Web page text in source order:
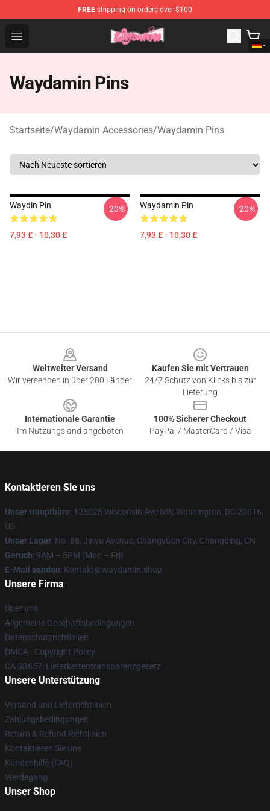
FREE shipping on orders over $100
Open menu
Waydamin Store - Official Waydamin Merchandise Shop
Waydamin Pins
Startseite/Waydamin Accessories/Waydamin Pins
Waydin Pin
7,93 £ - 10,30 £
-20% Waydamin Pin
7,93 £ - 10,30 £
-20%
Weltweiter Versand
Wir versenden in über 200 Länder
Kaufen Sie mit Vertrauen
24/7 Schutz von Klicks bis zur
Lieferung
Internationale Garantie
Im Nutzungsland angeboten
100% Sicherer Checkout
PayPal / MasterCard / Visa
Kontaktieren Sie uns
Unser Hauptbüro: 125028 Wisconsin Ave NW, Washington, DC 20016,
US
Unser Lager: No. 88, Jinyu Avenue, Changyuan City, Chongqing, CN
Geruch: 9AM – 5PM (Mon – Fri)
E-Mail senden: Kontakt@waydamin.shop
Unsere Firma
Über uns
Allgemeine Geschäftsbedingungen
Datenschutzrichtlinien
DMCA - Copyright Policy
CA SB657: Lieferkettentransparenzgesetz
Unsere Unterstützung
Versand und Lieferrichtlinien
Zahlungsbedingungen
Return & Refund Richtlinien
Kontaktieren Sie uns
Kundenhilfe (FAQ)
Werdegang
Unser Shop